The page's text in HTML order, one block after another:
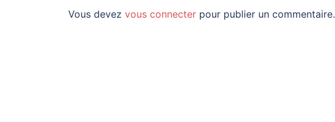
Vous devez vous connecter pour publier un commentaire.